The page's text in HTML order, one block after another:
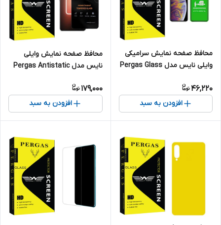
محافظ صفحه نمایش سرامیکی
وایلی نایس مدل Pergas Glass
IPHONE XS MAX/11PRO MAX
46,220
افزودن به سبد
محافظ صفحه نمایش وایلی
نایس مدل Pergas Antistatic
GT3
179,000
افزودن به سبد